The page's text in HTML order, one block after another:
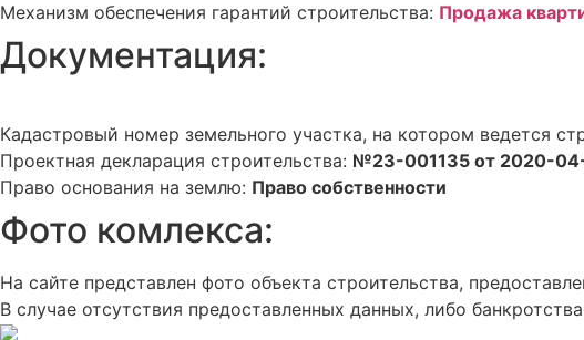
Механизм обеспечения гарантий строительства: Продажа
Документация:
Кадастровый номер земельного участка, на котором ведется
Проектная декларация строительства: №23-001135 от 2020-
Право основания на землю: Право собственности
Фото комлекса:
На сайте представлен фото объекта строительства,
В случае отсутствия предоставленных данных, либо